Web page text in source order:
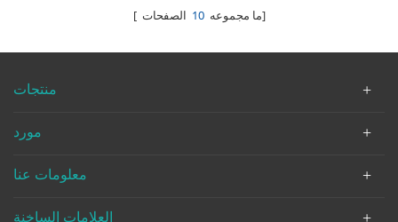
[ ما مجموعه10 الصفحات]
منتجات
مورد
معلومات عنا
العلامات الساخنة